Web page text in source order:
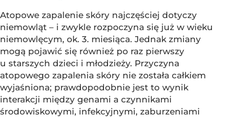
Atopowe zapalenie skóry najczęściej dotyczy
niemowląt – i zwykle rozpoczyna się już w wieku
niemowlęcym, ok. 3. miesiąca. Jednak zmiany
mogą pojawić się również po raz pierwszy
u starszych dzieci i młodzieży. Przyczyna
atopowego zapalenia skóry nie została całkiem
wyjaśniona; prawdopodobnie jest to wynik
interakcji między genami a czynnikami
środowiskowymi, infekcyjnymi, zaburzeniami